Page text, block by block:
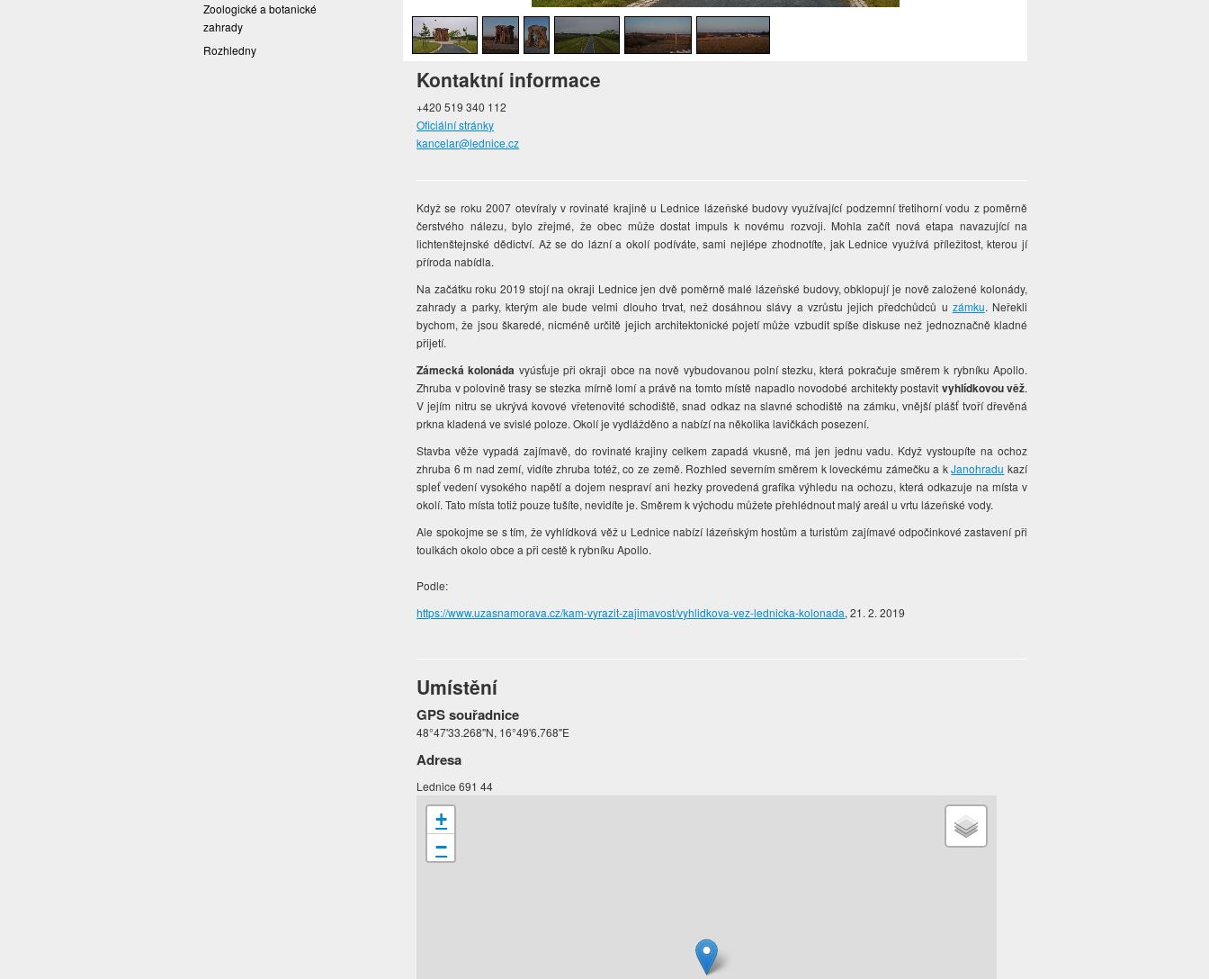
Zoologické a botanické
zahrady
Rozhledny
Kontaktní informace
+420 519 340 112
Oficiální stránky
kancelar@lednice.cz
Když se roku 2007 otevíraly v rovinaté krajině u Lednice lázeňské budovy využívající podzemní třetihorní vodu z poměrně
čerstvého nálezu, bylo zřejmé, že obec může dostat impuls k novému rozvoji. Mohla začít nová etapa navazující na
lichtenštejnské dědictví. Až se do lázní a okolí podíváte, sami nejlépe zhodnotíte, jak Lednice využívá příležitost, kterou jí
příroda nabídla.
Na začátku roku 2019 stojí na okraji Lednice jen dvě poměrně malé lázeňské budovy, obklopují je nově založené kolonády,
zahrady a parky, kterým ale bude velmi dlouho trvat, než dosáhnou slávy a vzrůstu jejich předchůdců u zámku. Neřekli
bychom, že jsou škaredé, nicméně určitě jejich architektonické pojetí může vzbudit spíše diskuse než jednoznačně kladné
přijetí.
Zámecká kolonáda vyúsťuje při okraji obce na nově vybudovanou polní stezku, která pokračuje směrem k rybníku Apollo.
Zhruba v polovině trasy se stezka mírně lomí a právě na tomto místě napadlo novodobé architekty postavit vyhlídkovou věž.
V jejím nitru se ukrývá kovové vřetenovité schodiště, snad odkaz na slavné schodiště na zámku, vnější plášť tvoří dřevěná
prkna kladená ve svislé poloze. Okolí je vydlážděno a nabízí na několika lavičkách posezení.
Stavba věže vypadá zajímavě, do rovinaté krajiny celkem zapadá vkusně, má jen jednu vadu. Když vystoupíte na ochoz
zhruba 6 m nad zemí, vidíte zhruba totéž, co ze země. Rozhled severním směrem k loveckému zámečku a kJanohradu kazí
spleť vedení vysokého napětí a dojem nespraví ani hezky provedená grafika výhledu na ochozu, která odkazuje na místa v
okolí. Tato místa totiž pouze tušíte, nevidíte je. Směrem k východu můžete přehlédnout malý areál u vrtu lázeňské vody.
Ale spokojme se s tím, že vyhlídková věž u Lednice nabízí lázeňským hostům a turistům zajímavé odpočinkové zastavení při
toulkách okolo obce a při cestě k rybníku Apollo.
Podle:
https://www.uzasnamorava.cz/kam-vyrazit-zajimavost/vyhlidkova-vez-lednicka-kolonada, 21. 2. 2019
Umístění
GPS souřadnice
48°47'33.268"N, 16°49'6.768"E
Adresa
Lednice 691 44
+
−